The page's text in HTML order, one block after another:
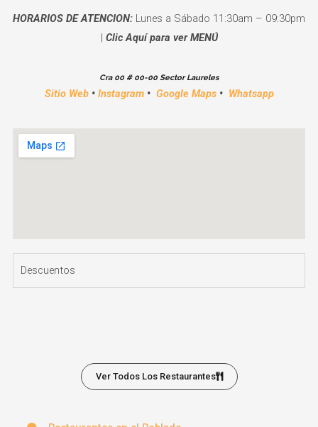
HORARIOS DE ATENCION: Lunes a Sábado 11:30am – 09:30pm
| Clic Aquí para ver MENÚ
Cra 00 # 00-00 Sector Laureles
Sitio Web • Instagram • Google Maps • Whatsapp
Descuentos
Ver Todos Los Restaurantes